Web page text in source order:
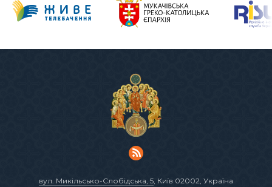
вул. Микільсько-Слобідська, 5, Київ 02002, Україна